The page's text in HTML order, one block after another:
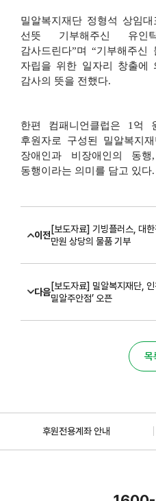
밀알복지재단 정형석 상임대
선뜻 기부해주신 유인
감사드린다”며 “기부해주신
자립을 위한 일자리 창출에
감사의 뜻을 전했다.
한편 컴패니언클럽은 1 억
후원자로 구성된 밀알복지
장애인과 비장애인의 동행
동행이라는 의미를 담고 있다.
이전
[보도자료] 기빙플러스, 대
만원 상당의 물품 기부
다음
[보도자료] 밀알복지재단,
밀알주안점’ 오픈
목
후원전용계좌 안내